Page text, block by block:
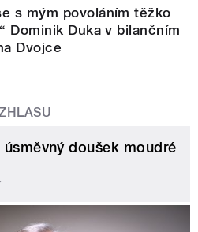
s mým povoláním těžko
Dominik Duka v bilančním
Dvojce
doušek moudré